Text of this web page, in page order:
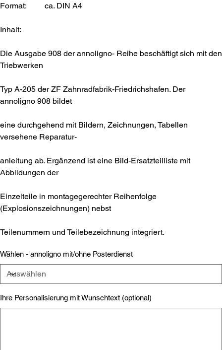
Format: ca. DIN A4
Inhalt:
Die Ausgabe 908 der annoligno- Reihe beschäftigt sich mit den
Triebwerken
Typ A-205 der ZF Zahnradfabrik-Friedrichshafen. Der
annoligno 908 bildet
eine durchgehend mit Bildern, Zeichnungen, Tabellen
versehene Reparatur-
anleitung ab. Ergänzend ist eine Bild-Ersatzteilliste mit
Abbildungen der
Einzelteile in montagegerechter Reihenfolge
(Explosionszeichnungen) nebst
Teilenummern und Teilebezeichnung integriert.
Wählen - annoligno mit/ohne Posterdienst
Ihre Personalisierung mit Wunschtext (optional)